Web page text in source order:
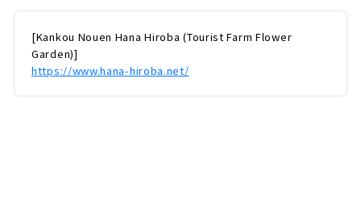
[Kankou Nouen Hana Hiroba (Tourist Farm Flower
Garden)]
https://www.hana-hiroba.net/